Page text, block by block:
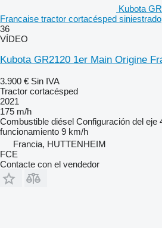
Kubota
Francaise tractor cortacésped siniestrado
36
VÍDEO
Kubota GR2120 1er Main Origine
3.900 € Sin IVA
Tractor cortacésped
2021
175 m/h
Combustible diésel Configuración del eje
funcionamiento 9 km/h
Francia, HUTTENHEIM
FCE
Contacte con el vendedor